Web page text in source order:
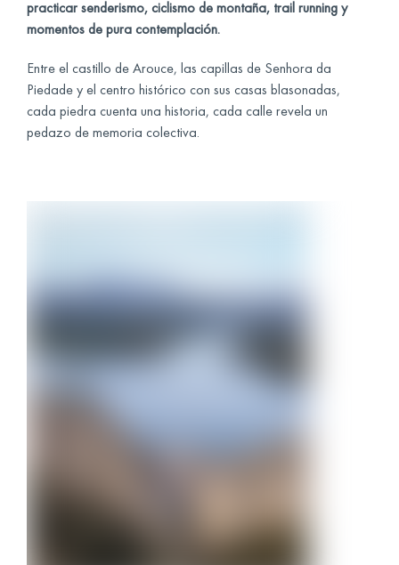
practicar senderismo, ciclismo de montaña, trail running y
momentos de pura contemplación.
Entre el castillo de Arouce, las capillas de Senhora da
Piedade y el centro histórico con sus casas blasonadas,
cada piedra cuenta una historia, cada calle revela un
pedazo de memoria colectiva.